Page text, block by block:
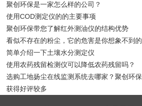
聚创环保是一家怎么样的公司？
使用COD测定仪的的主要事项
聚创环保带您了解红外测油仪的结构优势
看似不存在的粉尘，它的危害是你想象不到的
简单介绍一下土壤水分测定仪
使用农药残留检测仪可以降低农药残留吗？
选购工地扬尘在线监测系统去哪家？聚创环保
获得好评较多